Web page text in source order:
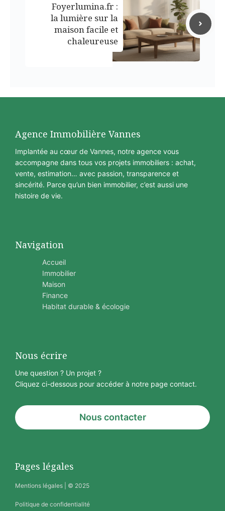
Foyerlumina.fr :
la lumière sur la
maison facile et
chaleureuse
Agence Immobilière Vannes
Implantée au cœur de Vannes, notre agence vous
accompagne dans tous vos projets immobiliers : achat,
vente, estimation… avec passion, transparence et
sincérité. Parce qu’un bien immobilier, c’est aussi une
histoire de vie.
Navigation
Accueil
Immobilier
Maison
Finance
Habitat durable & écologie
Nous écrire
Une question ? Un projet ?
Cliquez ci-dessous pour accéder à notre page contact.
Nous contacter
Pages légales
Mentions légales | © 2025
Politique de confidentialité